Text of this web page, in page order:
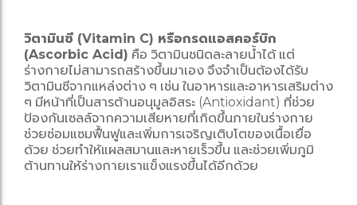
วิตามินซี (Vitamin C) หรือกรดแอสคอร์บิก
(Ascorbic Acid) คือ วิตามินชนิดละลายน้ำได้ แต่
ร่างกายไม่สามารถสร้างขึ้นมาเอง จึงจำเป็นต้องได้รับ
วิตามินซีจากแหล่งต่าง ๆ เช่น ในอาหารและอาหารเสริมต่าง
ๆ มีหน้าที่เป็นสารต้านอนุมูลอิสระ (Antioxidant) ที่ช่วย
ป้องกันเซลล์จากความเสียหายที่เกิดขึ้นภายในร่างกาย
ช่วยซ่อมแซมฟื้นฟูและเพิ่มการเจริญเติบโตของเนื้อเยื่อ
ด้วย ช่วยทำให้แผลสมานและหายเร็วขึ้น และช่วยเพิ่มภูมิ
ต้านทานให้ร่างกายเราแข็งแรงขึ้นได้อีกด้วย